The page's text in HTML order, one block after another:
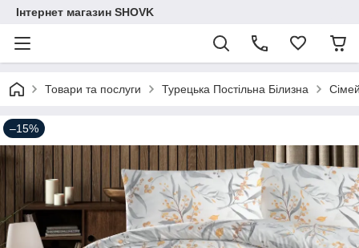
Інтернет магазин SHOVK
Товари та послуги Турецька Постільна Білизна
–15%